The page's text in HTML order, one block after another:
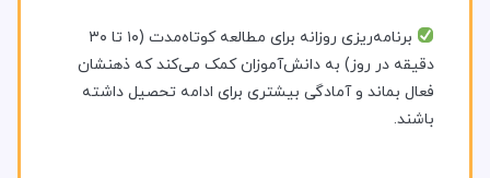
برنامه‌ریزی روزانه برای مطالعه کوتاه‌مدت (۱۰ تا ۳۰
دقیقه در روز) به دانش‌آموزان کمک می‌کند که ذهنشان
فعال بماند و آمادگی بیشتری برای ادامه تحصیل داشته
باشند.